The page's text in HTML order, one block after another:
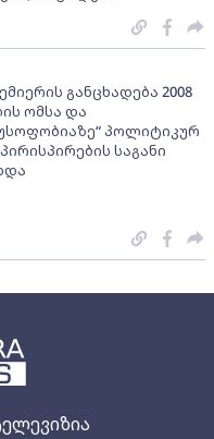
განცხადება 2008
ომსა და
პოლიტიკურ
საგანი